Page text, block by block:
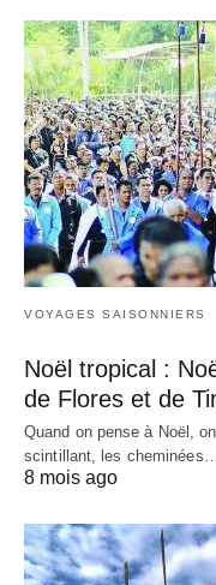
VOYAGES SAISONNIERS
Noël tropical :
de Flores et de
Quand on pense à Noël,
scintillant, les cheminées…
8 mois ago